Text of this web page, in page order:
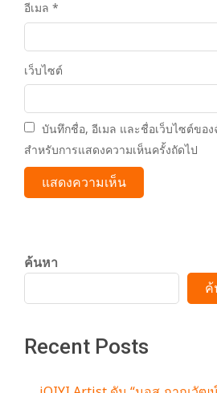
อีเมล *
เว็บไซต์
บันทึกชื่อ, อีเมล และชื่อเว็บไซต์ขอ
สำหรับการแสดงความเห็นครั้งถัดไป
ค้นหา
ค้
Recent Posts